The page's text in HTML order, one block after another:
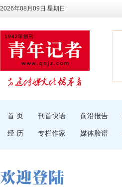
2026年08月09日 星期日
首 页 刊首快语 前沿报告
经 历 专栏作家 媒体脸谱